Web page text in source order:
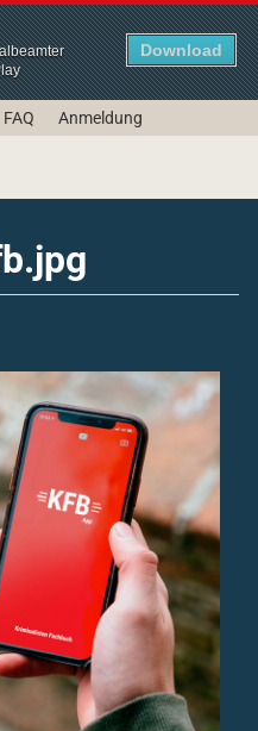
Download
FAQ Anmeldung